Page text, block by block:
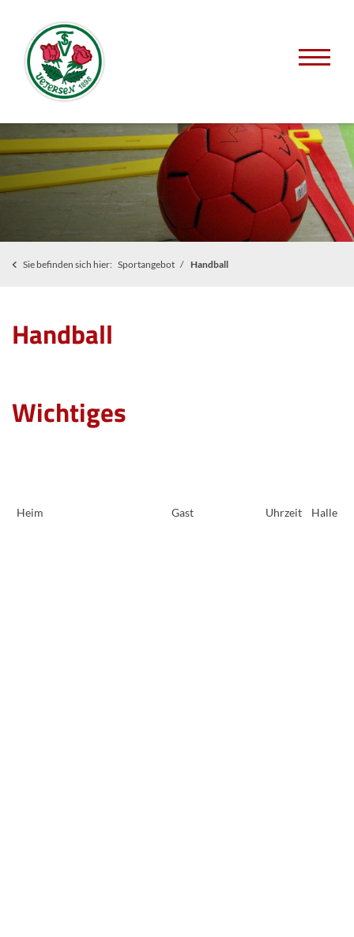
Sie befinden sich hier: Sportangebot Handball
Handball
Wichtiges
Heim Gast Uhrzeit Halle